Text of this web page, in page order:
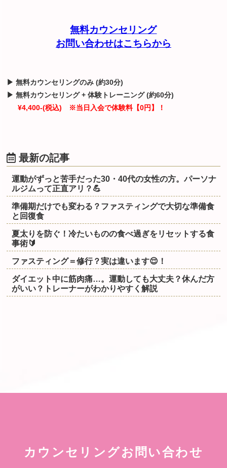
無料カウンセリング
お問い合わせはこちらから
▶ 無料カウンセリングのみ (約30分)
▶ 無料カウンセリング + 体験トレーニング (約60分)
¥4,400-(税込) ※当日入会で体験料【0円】！
最新の記事
運動がずっと苦手だった30・40代の女性の方。パーソナ
ルジムって正直アリ？💪
準備期だけでも変わる？ファスティングで大切な準備食
と回復食
夏太りを防ぐ！冷たいものの食べ過ぎをリセットする食
事術🔰
ファスティング＝修行？実は違います😌！
ダイエット中に筋肉痛…。運動しても大丈夫？休んだ方
がいい？トレーナーがわかりやすく解説
カウンセリングお問い合わせ